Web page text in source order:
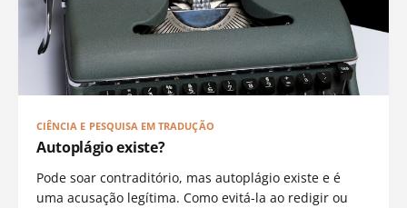
CIÊNCIA E PESQUISA EM TRADUÇÃO
Autoplágio existe?
Pode soar contraditório, mas autoplágio existe e é
uma acusação legítima. Como evitá-la ao redigir ou